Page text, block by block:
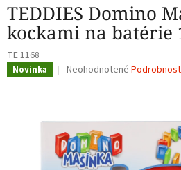
TEDDIES Domino
kockami na batérie
TE 1168
Novinka
Priemerné
0,0
z
5
hviezdičiek.
Neohodnotené